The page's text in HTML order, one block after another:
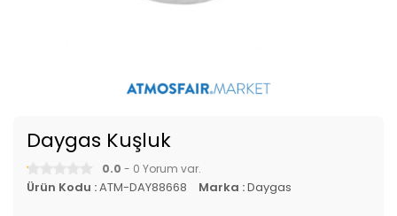
Daygas Kuşluk
0.0 - 0 Yorum var.
Ürün Kodu :ATM-DAY88668 Marka :Daygas